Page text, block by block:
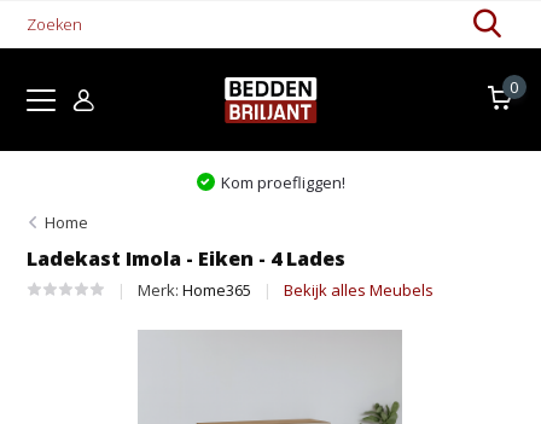
0
Kom proefliggen!
Home
Ladekast Imola - Eiken - 4 Lades
Merk:Home365 Bekijk alles Meubels